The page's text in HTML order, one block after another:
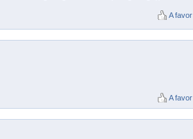
A favor
A favor